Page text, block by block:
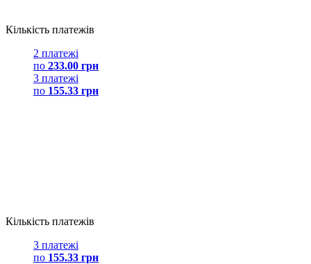
Кількість платежів
2 платежі
по 233.00 грн
3 платежі
по 155.33 грн
Кількість платежів
3 платежі
по 155.33 грн